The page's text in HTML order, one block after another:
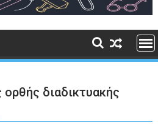
διαδικτυακής